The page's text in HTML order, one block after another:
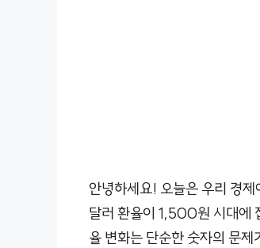
안녕하세요! 오늘은 우리 경
달러 환율이 1,500원 시대에
율 변화는 단순한 숫자의 문